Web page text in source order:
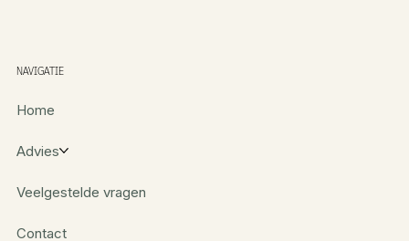
NAVIGATIE
Home
Advies
Veelgestelde vragen
Contact